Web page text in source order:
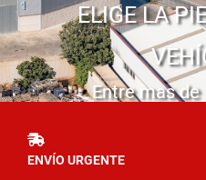
ELIGE LA
Entre mas de
ENVÍO URGENTE